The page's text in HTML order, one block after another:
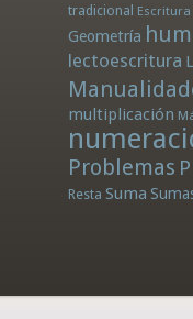
tradicional Escritura
Geometría
lectoescritura
multiplicación
Problemas
Resta Suma